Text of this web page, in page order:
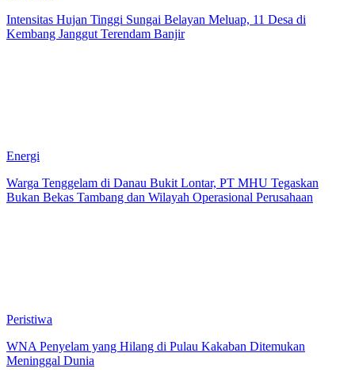
Intensitas Hujan Tinggi Sungai Belayan Meluap, 11 Desa di
Kembang Janggut Terendam Banjir
Energi
Warga Tenggelam di Danau Bukit Lontar, PT MHU Tegaskan
Bukan Bekas Tambang dan Wilayah Operasional Perusahaan
Peristiwa
WNA Penyelam yang Hilang di Pulau Kakaban Ditemukan
Meninggal Dunia